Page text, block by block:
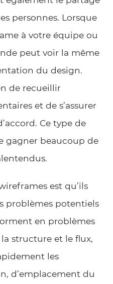
personnes. Lorsque
à votre équipe ou
peut voir la même
du design.
de recueillir
et de s’assurer
Ce type de
gagner beaucoup de
est qu’ils
problèmes potentiels
en problèmes
structure et le flux,
les
d’emplacement du